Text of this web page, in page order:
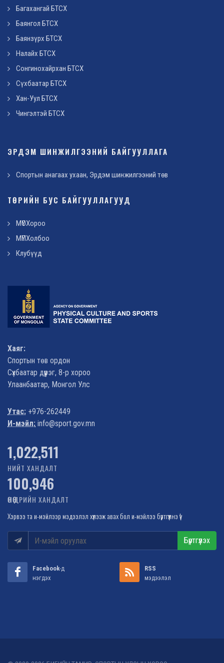
Багахангай БТСХ
Баянгол БТСХ
Баянзүрх БТСХ
Налайх БТСХ
Сонгинохайрхан БТСХ
Сүхбаатар БТСХ
Хан-Уул БТСХ
Чингэлтэй БТСХ
ЭРДЭМ ШИНЖИЛГЭЭНИЙ БАЙГУУЛЛАГА
Спортын анагаах ухаан, Эрдэм шинжилгээний төв
ТӨРИЙН БУС БАЙГУУЛЛАГУУД
МҮОХороо
МҮПХолбоо
Клубүүд
Хаяг:
Спортын төв ордон
Сүхбаатар дүүрэг, 8-р хороо
Улаанбаатар, Монгол Улс
Утас: +976-262449
И-мэйл: info@sport.gov.mn
1,022,511
НИЙТ ХАНДАЛТ
100,946
ӨНӨӨДРИЙН ХАНДАЛТ
Хэрвээ та и-мэйлээр мэдээлэл хүлээж авах бол и-мэйлээ бүртгүүлнэ үү!
Бүртгүүлэх
Facebook-д
нэгдэх
RSS
мэдээлэл